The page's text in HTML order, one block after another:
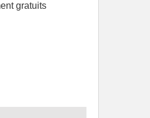
gratuits